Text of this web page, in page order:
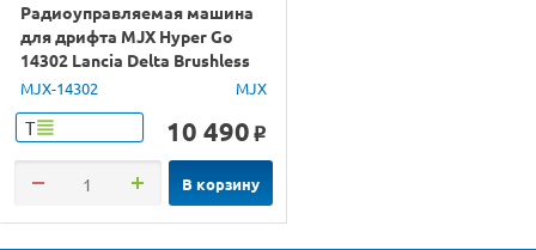
Радиоуправляемая машина
для дрифта MJX Hyper Go
14302 Lancia Delta Brushless
4WD 2.4G LED 1/14 RTR
MJX-14302 MJX
Т 10 490 o
В корзину